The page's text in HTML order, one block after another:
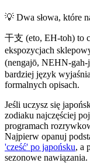
💡 Dwa słowa, które
干支 (eto, EH-toh) to
ekspozycjach
(nengajō, NEHN-
bardziej język
formalnych opisach.
Jeśli uczysz się
zodiaku najczęściej
programach
Najpierw opanuj
'cześć' po japońsku, a
sezonowe nawiązania.